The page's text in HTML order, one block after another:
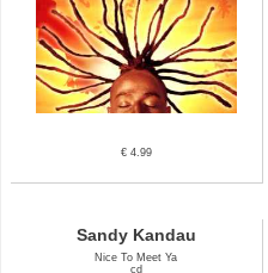
€ 4.99
Sandy Kandau
Nice To Meet Ya
cd